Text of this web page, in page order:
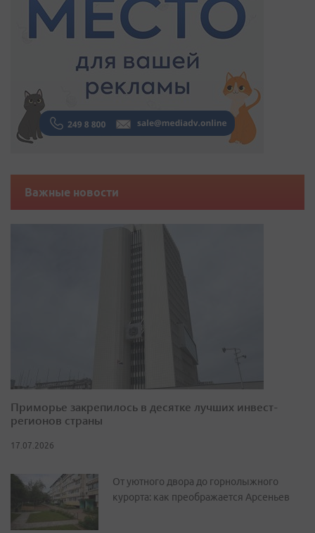
Важные новости
Приморье закрепилось в десятке лучших инвест-
регионов страны
17.07.2026
От уютного двора до горнолыжного
курорта: как преображается Арсеньев